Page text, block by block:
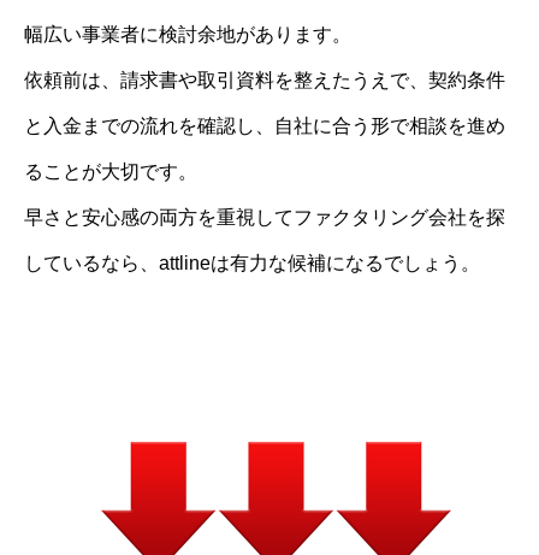
幅広い事業者に検討余地があります。
依頼前は、請求書や取引資料を整えたうえで、契約条件
と入金までの流れを確認し、自社に合う形で相談を進め
ることが大切です。
早さと安心感の両方を重視してファクタリング会社を探
しているなら、attlineは有力な候補になるでしょう。